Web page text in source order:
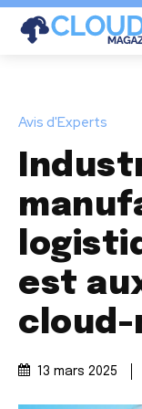
Avis d'Experts
est
cloud-
13 mars 2025